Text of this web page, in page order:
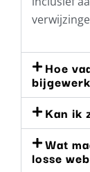
Hoe
Kan ik
Wat
losse